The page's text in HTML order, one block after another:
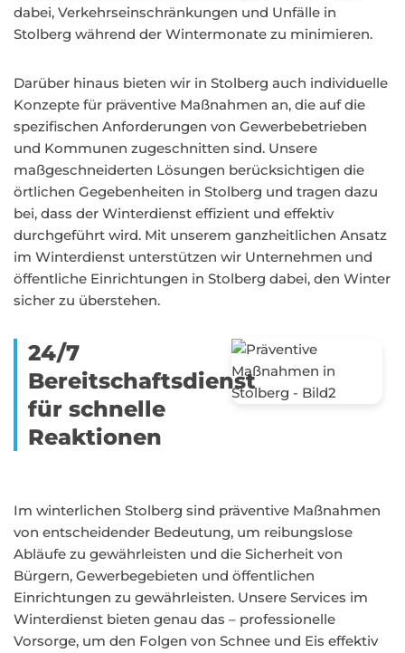
dabei, Verkehrseinschränkungen und Unfälle in
Stolberg während der Wintermonate zu minimieren.
Darüber hinaus bieten wir in Stolberg auch individuelle
Konzepte für präventive Maßnahmen an, die auf die
spezifischen Anforderungen von Gewerbebetrieben
und Kommunen zugeschnitten sind. Unsere
maßgeschneiderten Lösungen berücksichtigen die
örtlichen Gegebenheiten in Stolberg und tragen dazu
bei, dass der Winterdienst effizient und effektiv
durchgeführt wird. Mit unserem ganzheitlichen Ansatz
im Winterdienst unterstützen wir Unternehmen und
öffentliche Einrichtungen in Stolberg dabei, den Winter
sicher zu überstehen.
24/7
Bereitschaftsdienst
für schnelle
Reaktionen
Im winterlichen Stolberg sind präventive Maßnahmen
von entscheidender Bedeutung, um reibungslose
Abläufe zu gewährleisten und die Sicherheit von
Bürgern, Gewerbegebieten und öffentlichen
Einrichtungen zu gewährleisten. Unsere Services im
Winterdienst bieten genau das – professionelle
Vorsorge, um den Folgen von Schnee und Eis effektiv